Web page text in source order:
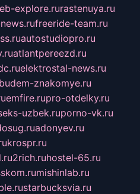
explore.rurastenuya.ru
freeride-team.ru
autostudiopro.ru
atlantpereezd.ru
elektrostal-news.ru
budem-znakomye.ru
emfire.rupro-otdelky.ru
uzbek.ruporno-vk.ru
adonyev.ru
krospr.ru
2rich.ruhostel-65.ru
mishinlab.ru
starbucksvia.ru